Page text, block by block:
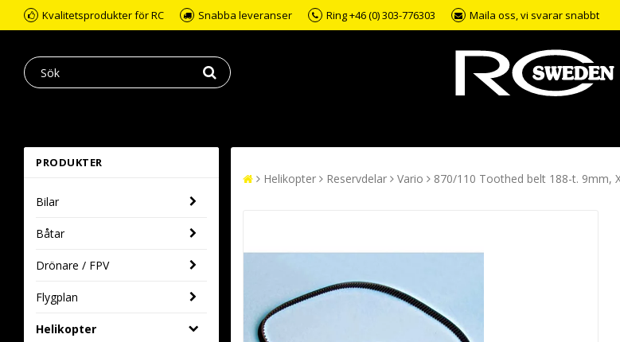
Kvalitetsprodukter för RC Snabba leveranser Ring +46 (0) 303-776303 Maila oss, vi svarar snabbt
PRODUKTER
Bilar
Båtar
Drönare / FPV
Flygplan
Helikopter
Helikopter Reservdelar Vario 870/110 Toothed belt 188-t. 9mm,